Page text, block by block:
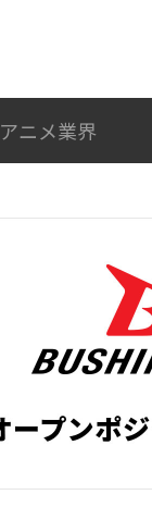
アニメ業界